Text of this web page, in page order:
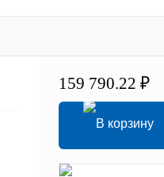
159 790.22 ₽